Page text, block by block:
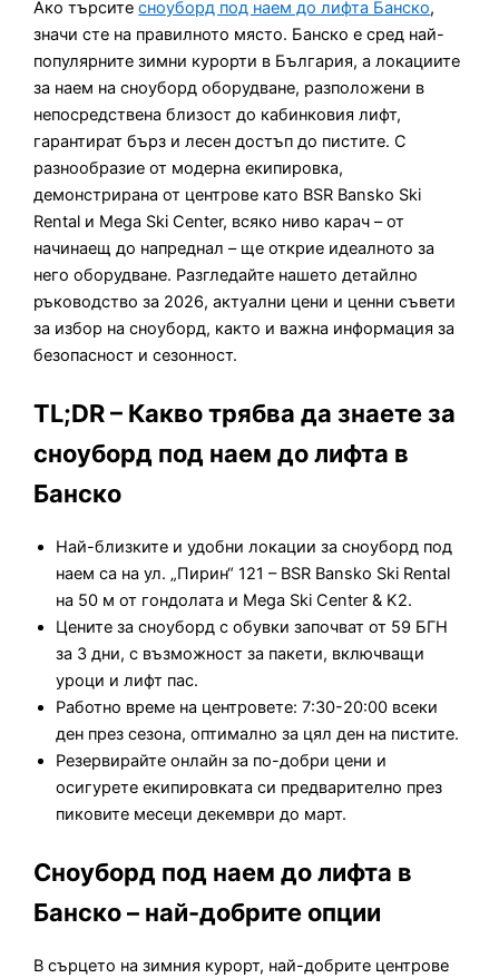
Ако търситесноуборд под наем до лифта Банско,
значи сте на правилното място. Банско е сред най-
популярните зимни курорти в България, а локациите
за наем на сноуборд оборудване, разположени в
непосредствена близост до кабинковия лифт,
гарантират бърз и лесен достъп до пистите. С
разнообразие от модерна екипировка,
демонстрирана от центрове като BSR Bansko Ski
Rental и Mega Ski Center, всяко ниво карач – от
начинаещ до напреднал – ще открие идеалното за
него оборудване. Разгледайте нашето детайлно
ръководство за 2026, актуални цени и ценни съвети
за избор на сноуборд, както и важна информация за
безопасност и сезонност.
TL;DR – Какво трябва да знаете за
сноуборд под наем до лифта в
Банско
Най-близките и удобни локации за сноуборд под
наем са на ул. „Пирин“ 121 – BSR Bansko Ski Rental
на 50 м от гондолата и Mega Ski Center & K2.
Цените за сноуборд с обувки започват от 59 БГН
за 3 дни, с възможност за пакети, включващи
уроци и лифт пас.
Работно време на центровете: 7:30-20:00 всеки
ден през сезона, оптимално за цял ден на пистите.
Резервирайте онлайн за по-добри цени и
осигурете екипировката си предварително през
пиковите месеци декември до март.
Сноуборд под наем до лифта в
Банско – най-добрите опции
В сърцето на зимния курорт, най-добрите центрове